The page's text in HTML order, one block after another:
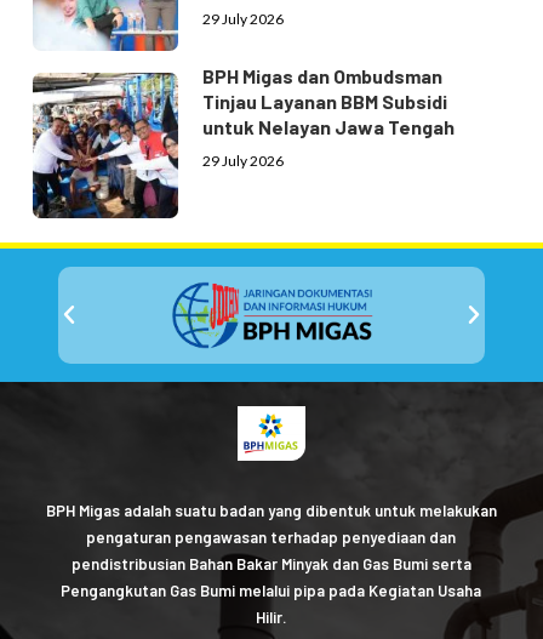
29 July 2026
BPH Migas dan Ombudsman
Tinjau Layanan BBM Subsidi
untuk Nelayan Jawa Tengah
29 July 2026
BPH Migas adalah suatu badan yang dibentuk untuk melakukan
pengaturan pengawasan terhadap penyediaan dan
pendistribusian Bahan Bakar Minyak dan Gas Bumi serta
Pengangkutan Gas Bumi melalui pipa pada Kegiatan Usaha
Hilir.